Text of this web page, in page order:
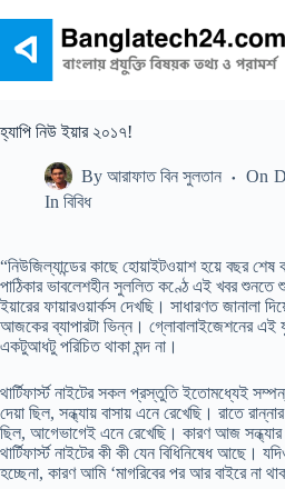
content
হ্যাপি নিউ ইয়ার ২০১৭!
By আরাফাত বিন সুলতান On
In বিবিধ
“নিউজিল্যান্ডের কাছে হোয়াইটওয়াশ হয়ে বছর শেষ
পাঠিকার ভাবলেশহীন সুললিত কণ্ঠে এই খবর শুনতে
ইয়ারের ফায়ারওয়ার্কস দেখছি। সাধারণত জানালা
আজকের ব্যাপারটা ভিন্ন। গ্লোবালাইজেশনের এই
একটুআধটু পরিচিত থাকা মন্দ না।
থার্টিফার্স্ট নাইটের সকল প্রস্তুতি ইতোমধ্যেই
দেয়া ছিল, সন্ধ্যায় বাসায় এনে রেখেছি। রাতে
ছিল, আগেভাগেই এনে রেখেছি। কারণ আজ সন্ধ্যার
থার্টিফার্স্ট নাইটের কী কী যেন বিধিনিষেধ
হচ্ছেনা, কারণ আমি ‘মাগরিবের পর আর বাইরে না